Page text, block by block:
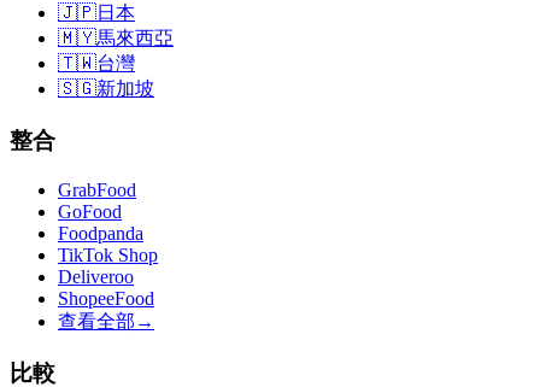
🇯🇵日本
🇲🇾馬來西亞
🇹🇼台灣
🇸🇬新加坡
整合
GrabFood
GoFood
Foodpanda
TikTok Shop
Deliveroo
ShopeeFood
查看全部 →
比較